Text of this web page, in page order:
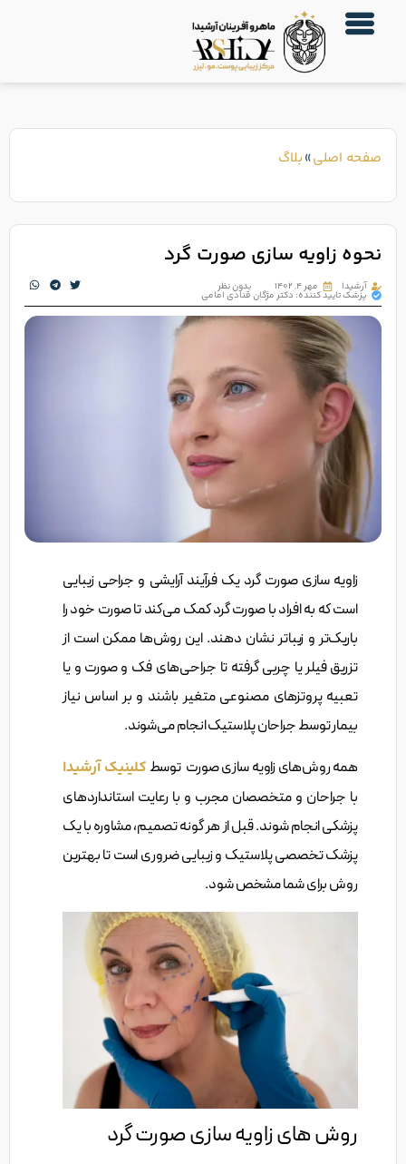
صفحه اصلی»بلاگ
نحوه زاویه سازی صورت گرد
آرشیدا مهر ۴, ۱۴۰۲ بدون نظر
پزشک تایید کننده: دکتر مژگان قنادی امامی
زاویه سازی صورت گرد یک فرآیند آرایشی و جراحی زیبایی
است که به افراد با صورت گرد کمک می‌کند تا صورت خود را
باریک‌تر و زیباتر نشان دهند. این روش‌ها ممکن است از
تزریق فیلر یا چربی گرفته تا جراحی‌های فک و صورت و یا
تعبیه پروتزهای مصنوعی متغیر باشند و بر اساس نیاز
بیمار توسط جراحان پلاستیک انجام می‌شوند.
همه روش‌های زاویه سازی صورت توسط کلینیک آرشیدا
با جراحان و متخصصان مجرب و با رعایت استانداردهای
پزشکی انجام شوند. قبل از هر گونه تصمیم، مشاوره با یک
پزشک تخصصی پلاستیک و زیبایی ضروری است تا بهترین
روش برای شما مشخص شود.
روش های زاویه سازی صورت گرد